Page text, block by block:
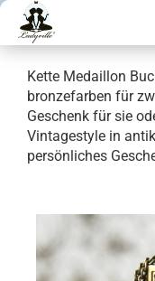
Kette Medaillon
bronzefarben für
Geschenk für sie
Vintagestyle in
persönliches